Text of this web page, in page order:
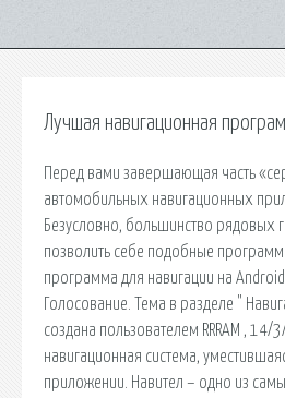
Лучшая навигационная
Перед вами завершающая часть
автомобильных навигационных
Безусловно, большинство рядовых
позволить себе подобные
программа для навигации на
Голосование. Тема в разделе "
создана пользователем RRRAM ,
навигационная система,
приложении. Навител – одно из